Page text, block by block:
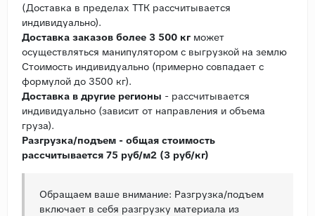
(Доставка в пределах ТТК рассчитывается
индивидуально).
Доставка заказов более 3 500 кг может
осуществляться манипулятором с выгрузкой на землю
Стоимость индивидуально (примерно совпадает с
формулой до 3500 кг).
Доставка в другие регионы - рассчитывается
индивидуально (зависит от направления и объема
груза).
Разгрузка/подъем - общая стоимость
рассчитывается 75 руб/м2 (3 руб/кг)
Обращаем ваше внимание: Разгрузка/подъем
включает в себя разгрузку материала из